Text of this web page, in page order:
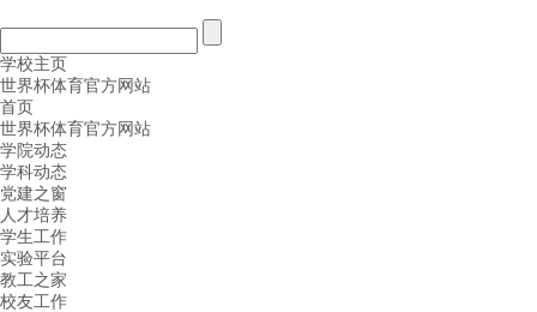
学校主页
世界杯体育官方网站
首页
世界杯体育官方网站
学院动态
学科动态
党建之窗
人才培养
学生工作
实验平台
教工之家
校友工作